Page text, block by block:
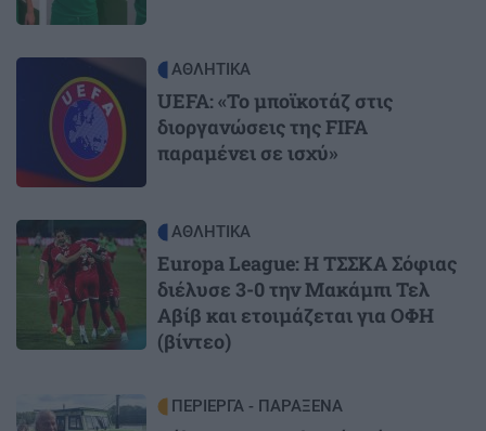
ΑΘΛΗΤΙΚΑ
UEFA: «Το μποϊκοτάζ στις
διοργανώσεις της FIFA
παραμένει σε ισχύ»
Image ΑΘΛΗΤΙΚΑ
Europa League: Η ΤΣΣΚΑ Σόφιας
διέλυσε 3-0 την Μακάμπι Τελ
Αβίβ και ετοιμάζεται για ΟΦΗ
(βίντεο)
Image ΠΕΡΙΕΡΓΑ - ΠΑΡΑΞΕΝΑ